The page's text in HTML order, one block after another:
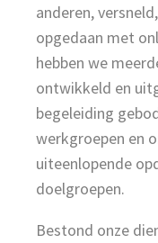
anderen,
opgedaan met
hebben we
ontwikkeld en
begeleiding
werkgroepen en
uiteenlopende
doelgroepen.
Bestond onze